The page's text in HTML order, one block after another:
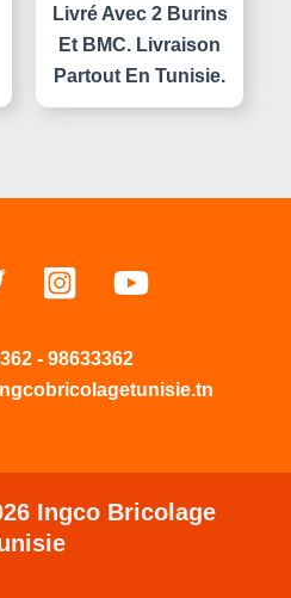
Livré Avec 2 Burins
Et BMC. Livraison
Partout En Tunisie.
362 - 98633362
Ingco Bricolage